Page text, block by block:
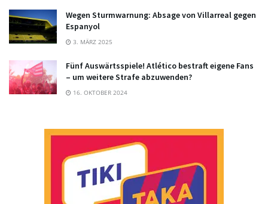
Wegen Sturmwarnung: Absage von Villarreal gegen
Espanyol
3. MÄRZ 2025
Fünf Auswärtsspiele! Atlético bestraft eigene Fans
– um weitere Strafe abzuwenden?
16. OKTOBER 2024